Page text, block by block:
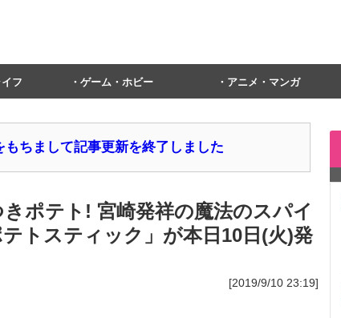
イフ ゲーム・ホビー アニメ・マンガ
もちまして記事更新を終了しました
ポテト! 宮崎発祥の魔法のスパイ
トスティック」が本日10日(火)発
[2019/9/10 23:19]